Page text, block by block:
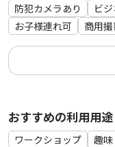
防犯カメラあり
ビ
お子様連れ可
商用
おすすめの利用用途
ワークショップ 趣